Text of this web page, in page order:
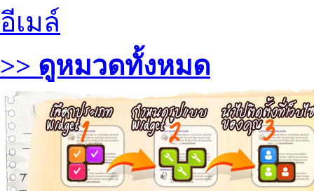
อีเมล์
>> ดูหมวดทั้งหมด